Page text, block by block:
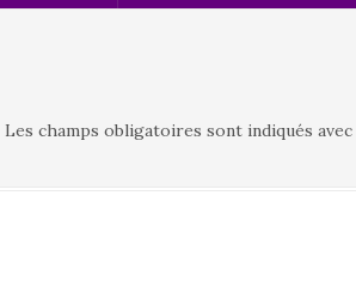
Les champs obligatoires sont indiqués avec